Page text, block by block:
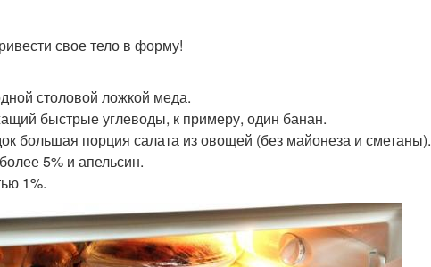
свое тело в форму!
столовой ложкой меда.
быстрые углеводы, к примеру, один банан.
большая порция салата из овощей (без майонеза и сметаны).
5% и апельсин.
1%.